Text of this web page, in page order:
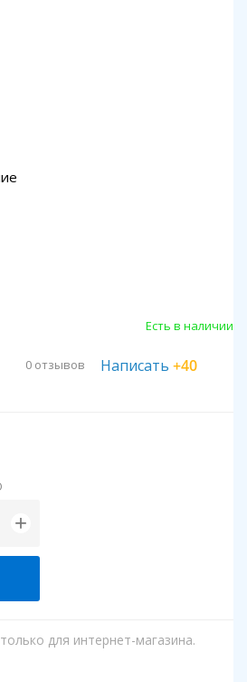
Есть в наличии
0 отзывов Написать +40
+
для интернет-магазина.